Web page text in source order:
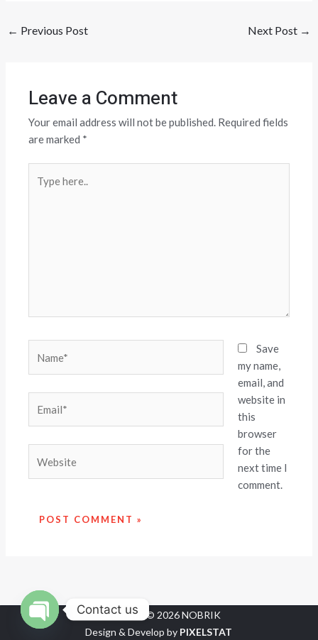
← Previous Post Next Post →
Leave a Comment
Your email address will not be published. Required fields
are marked *
here..
Save
my name,
email, and
website in
this
browser
for the
next time I
comment.
Copyright © 2026 NOBRIK
Design & Develop by PIXELSTAT
Contact us
OPEN